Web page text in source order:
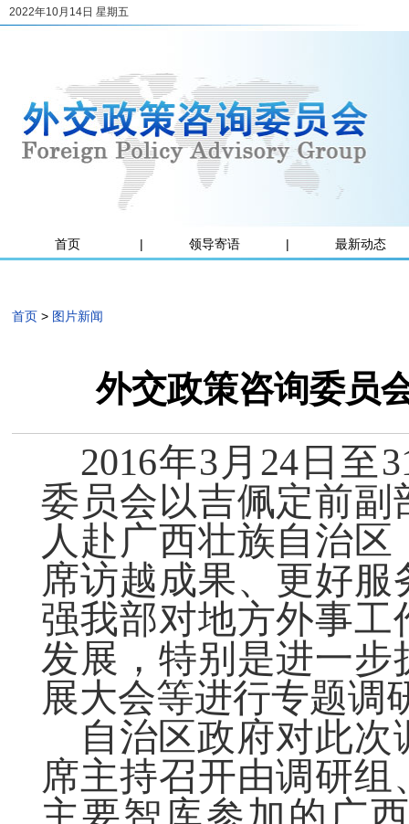
2022年10月14日 星期五
首页 | 领导寄语 | 最新动态
首页 > 图片新闻
外交政策咨询委员
2016年3月24日至
委员会以吉佩定前副
人赴广西壮族自治
席访越成果、更好
强我部对地方外事
发展，特别是进一
展大会等进行专题调
自治区政府对此
席主持召开由调研